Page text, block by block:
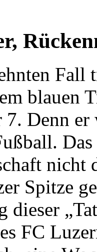
Fall
blauen
7. Denn
nicht
Spitze
dieser
FC